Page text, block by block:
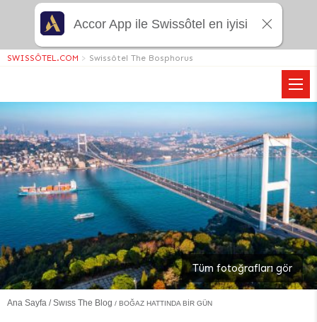
Tüm fotoğrafları gör
Ana Sayfa Swıss The Blog BOĞAZ HATTINDA BIR GÜN
SWISSÔTEL.COM > Swissôtel The Bosphorus
Accor App ile Swissôtel en iyisi